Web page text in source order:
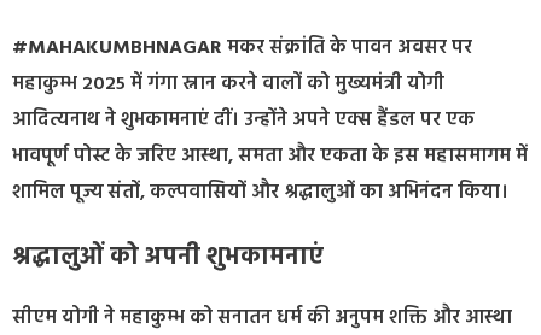
#MAHAKUMBHNAGARमकर संक्रांति के पावन अवसर पर
महाकुम्भ 2025 में गंगा स्नान करने वालों को मुख्यमंत्री योगी
आदित्यनाथ ने शुभकामनाएं दीं। उन्होंने अपने एक्स हैंडल पर एक
भावपूर्ण पोस्ट के जरिए आस्था, समता और एकता के इस महासमागम में
शामिल पूज्य संतों, कल्पवासियों और श्रद्धालुओं का अभिनंदन किया।
श्रद्धालुओं को अपनी शुभकामनाएं
सीएम योगी ने महाकुम्भ को सनातन धर्म की अनुपम शक्ति और आस्था